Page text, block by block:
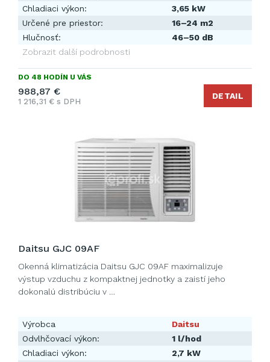
Chladiaci výkon:
3,65 kW
Určené pre priestor:
16–24 m2
Hlučnosť:
46–50 dB
Zobrazit další podrobnosti
DO 48 HODÍN U VÁS
988,87 €
1 216,31 € s DPH
DETAIL
Daitsu GJC 09AF
Okenná klimatizácia Daitsu GJC 09AF maximalizuje
výstup vzduchu z kompaktnej jednotky a zaistí jeho
dokonalú distribúciu v …
Výrobca
Daitsu
Odvlhčovací výkon:
1 l/hod
Chladiaci výkon:
2,7 kW